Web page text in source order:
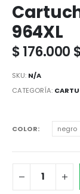
964XL
$176.000
SKU: N/A
CATEGORÍA:
COLOR negro